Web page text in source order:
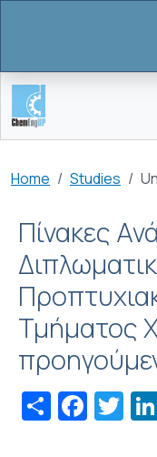
Breadcrumb
Home Studies
Πίνακες
Τμήματος
Share